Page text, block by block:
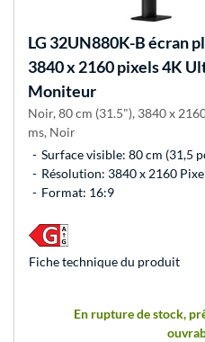
LG 32UN880K-B écran
3840 x 2160 pixels 4K
Moniteur
Noir, 80 cm (31.5"), 3840 x
ms, Noir
Surface visible: 80 cm (31,5
Résolution: 3840 x 2160
Format: 16:9
En rupture de stock,
Fiche technique du produit